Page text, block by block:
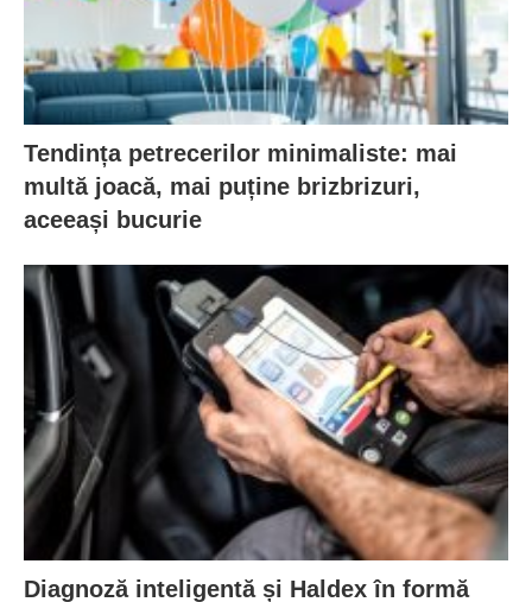
Tendința petrecerilor minimaliste: mai
multă joacă, mai puține brizbrizuri,
aceeași bucurie
Diagnoză inteligentă și Haldex în formă